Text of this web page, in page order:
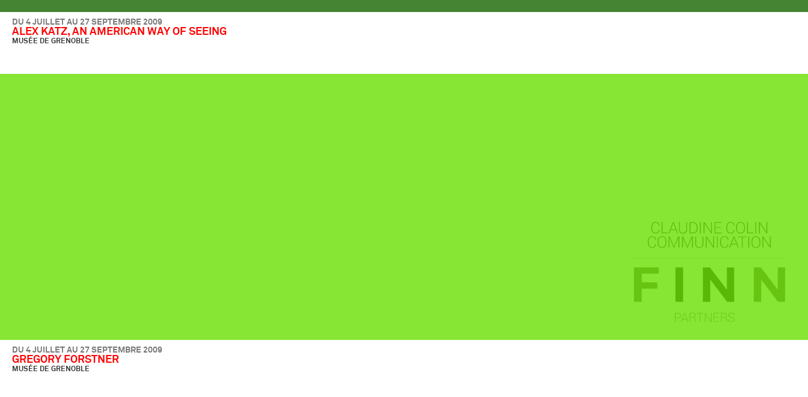
DU 4 JUILLET AU 27 SEPTEMBRE 2009
ALEX KATZ, AN AMERICAN WAY OF SEEING
MUSÉE DE GRENOBLE
DU 4 JUILLET AU 27 SEPTEMBRE 2009
GREGORY FORSTNER
MUSÉE DE GRENOBLE